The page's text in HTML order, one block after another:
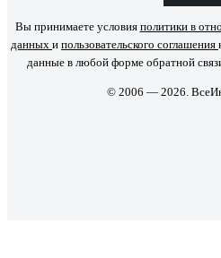
Вы принимаете условия политики в
данных и пользовательского соглашения
данные в любой форме обратной
© 2006 — 2026.